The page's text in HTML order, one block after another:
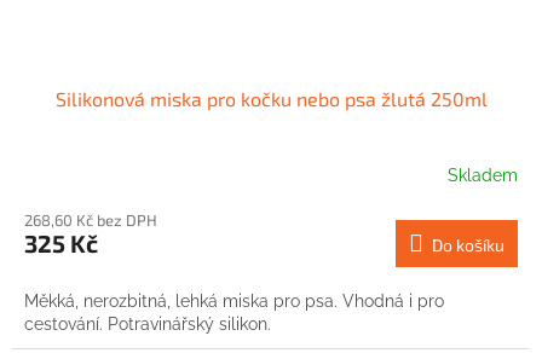
Silikonová miska pro kočku nebo psa žlutá 250ml
Skladem
268,60 Kč bez DPH
325 Kč Do košíku
Měkká, nerozbitná, lehká miska pro psa. Vhodná i pro
cestování. Potravinářský silikon.